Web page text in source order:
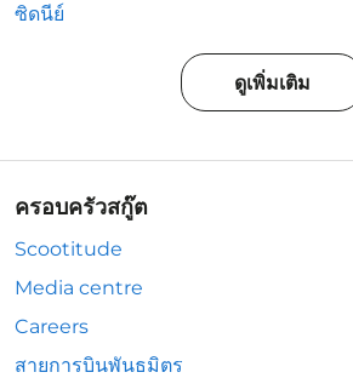
ซิดนีย์
ดูเพิ่มเติม
ครอบครัวสกู๊ต
Scootitude
Media centre
Careers
สายการบินพันธมิตร